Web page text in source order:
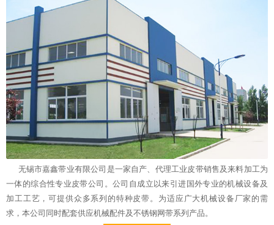
无锡市嘉鑫带业有限公司是一家自产、代理工业皮带销售及来料加工为
一体的综合性专业皮带公司。公司自成立以来引进国外专业的机械设备及
加工工艺，可提供众多系列的特种皮带。为适应广大机械设备厂家的需
求，本公司同时配套供应机械配件及不锈钢网带系列产品。